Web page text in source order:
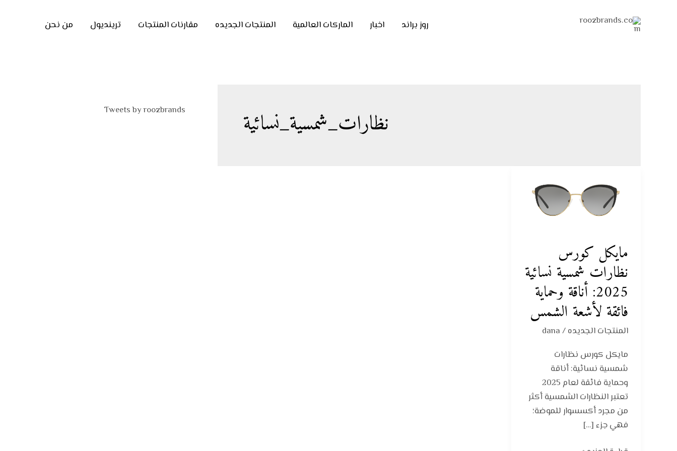
روز براند اخبار الماركات العالمية المنتجات الجديده مقارنات المنتجات ترينديول من نحن
نظارات_شمسية_نسائية
مايكل كورس
نظارات شمسية نسائية
2025: أناقة وحماية
فائقة لأشعة الشمس
المنتجات الجديده/
dana
مايكل كورس نظارات
شمسية نسائية: أناقة
وحماية فائقة لعام 2025
تعتبر النظارات الشمسية أكثر
من مجرد أكسسوار للموضة؛
فهي جزء […]
كورس
نظارات
شمسية
أناقة
وحماية
فائقة
لأشعة
الشمس
Tweets by roozbrands